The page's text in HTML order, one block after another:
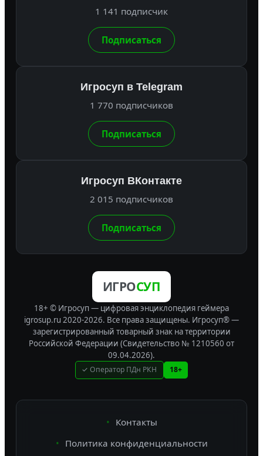
1 141 подписчик
Подписаться
Игросуп в Telegram
1 770 подписчиков
Подписаться
Игросуп ВКонтакте
2 015 подписчиков
Подписаться
ИГРОСУП
18+ © Игросуп — цифровая энциклопедия геймера
igrosup.ru 2020-2026. Все права защищены. Игросуп® —
зарегистрированный товарный знак на территории
Российской Федерации (Свидетельство № 1210560 от
09.04.2026).
✓ Оператор ПДн РКН 18+
Контакты
Политика конфиденциальности